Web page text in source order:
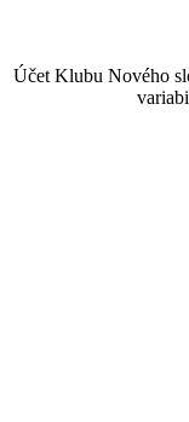
Účet Klubu Nového